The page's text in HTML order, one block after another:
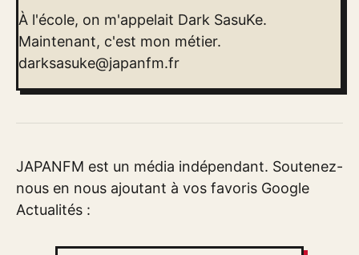
À l'école, on m'appelait Dark SasuKe.
Maintenant, c'est mon métier.
darksasuke@japanfm.fr
JAPANFM est un média indépendant. Soutenez-
nous en nous ajoutant à vos favoris Google
Actualités :